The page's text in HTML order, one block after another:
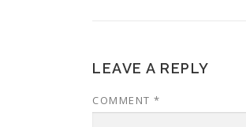
LEAVE A REPLY
COMMENT *